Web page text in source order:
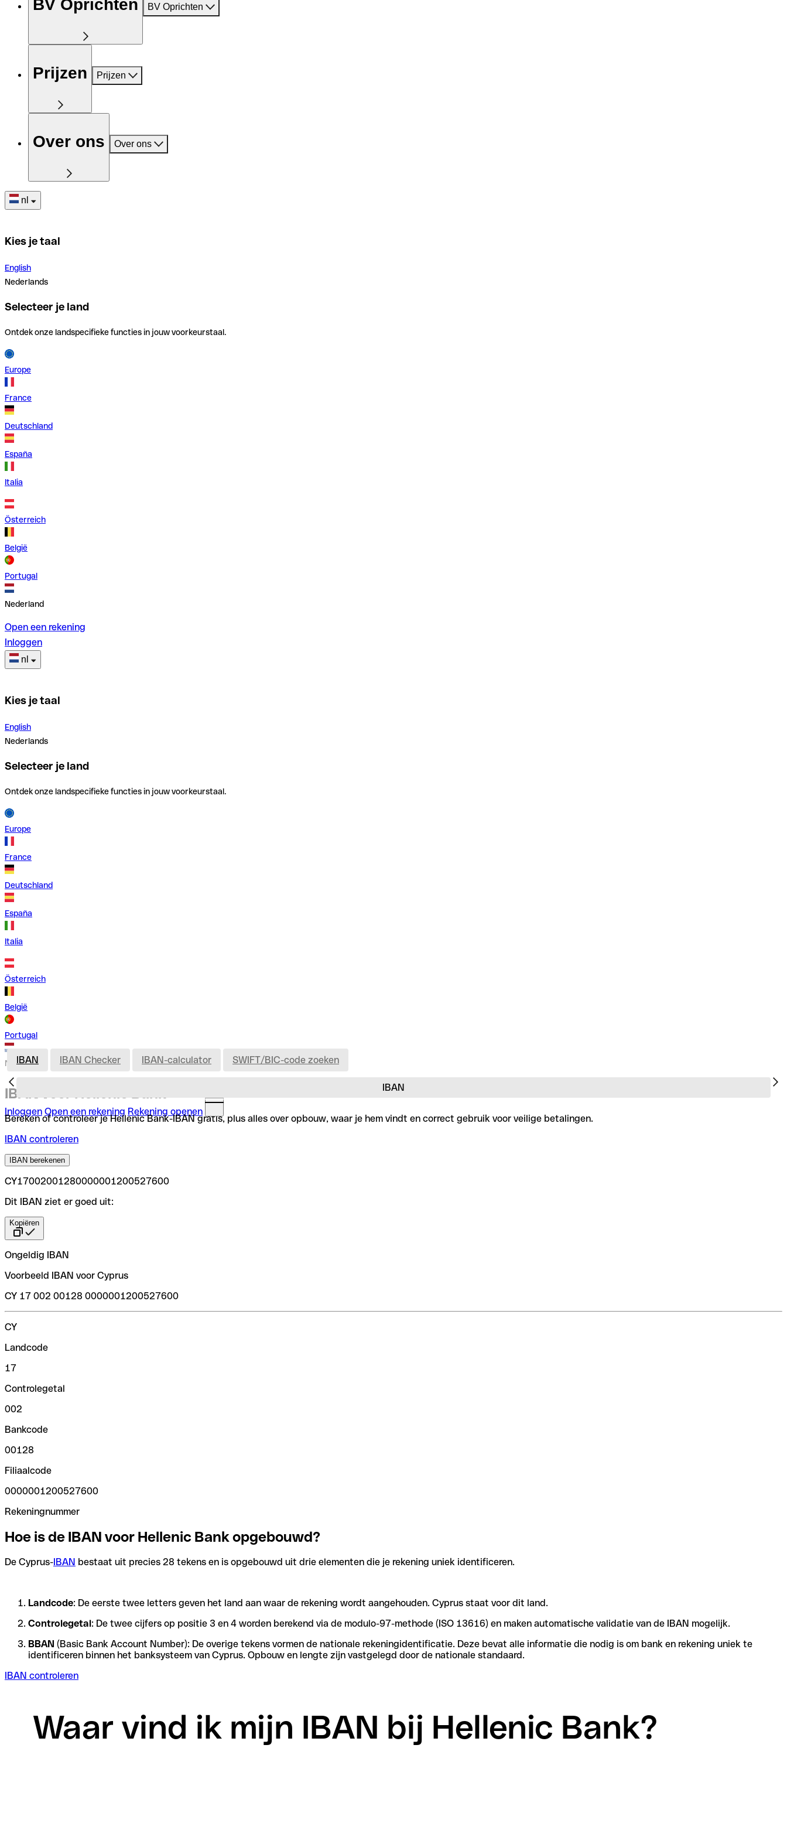
BV Oprichten BV Oprichten
Prijzen Prijzen
Over ons Over ons
nl
Kies je taal
English
Nederlands
Selecteer je land
Ontdek onze landspecifieke functies in jouw voorkeurstaal.
Europe
France
Deutschland
España
Italia
Österreich
België
Portugal
Nederland
Open een rekening
Inloggen
nl
Kies je taal
English
Nederlands
Selecteer je land
Ontdek onze landspecifieke functies in jouw voorkeurstaal.
Europe
France
Deutschland
España
Italia
Österreich
België
Portugal
Nederland
Inloggen Open een rekening Rekening openen
IBAN
IBAN IBAN Checker IBAN-calculator SWIFT/BIC-code zoeken
IBAN voor Hellenic Bank
Bereken of controleer je Hellenic Bank-IBAN gratis, plus alles over opbouw, waar je hem vindt en correct gebruik voor veilige betalingen.
IBAN controleren
IBAN berekenen
CY17002001280000001200527600
Dit IBAN ziet er goed uit:
Kopiëren
Ongeldig IBAN
Voorbeeld IBAN voor Cyprus
CY 17 002 00128 0000001200527600
CY
Landcode
17
Controlegetal
002
Bankcode
00128
Filiaalcode
0000001200527600
Rekeningnummer
Hoe is de IBAN voor Hellenic Bank opgebouwd?
De Cyprus-IBAN bestaat uit precies 28 tekens en is opgebouwd uit drie elementen die je rekening uniek identificeren.
Landcode: De eerste twee letters geven het land aan waar de rekening wordt aangehouden. Cyprus staat voor dit land.
Controlegetal: De twee cijfers op positie 3 en 4 worden berekend via de modulo-97-methode (ISO 13616) en maken automatische validatie van de IBAN mogelijk.
BBAN (Basic Bank Account Number): De overige tekens vormen de nationale rekeningidentificatie. Deze bevat alle informatie die nodig is om bank en rekening uniek te
identificeren binnen het banksysteem van Cyprus. Opbouw en lengte zijn vastgelegd door de nationale standaard.
IBAN controleren
Waar vind ik mijn IBAN bij Hellenic Bank?